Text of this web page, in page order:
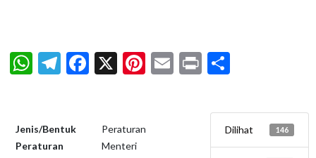
WhatsApp
Telegram
Facebook
X Pinterest
Email
Print
Jenis/Bentuk
Peraturan
Peraturan
Menteri
Dilihat 146